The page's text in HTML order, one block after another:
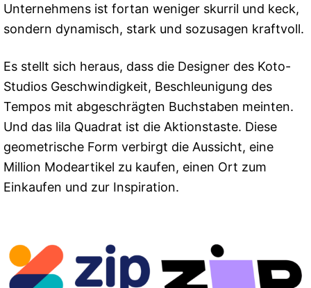
Unternehmens ist fortan weniger skurril und keck,
sondern dynamisch, stark und sozusagen kraftvoll.
Es stellt sich heraus, dass die Designer des Koto-
Studios Geschwindigkeit, Beschleunigung des
Tempos mit abgeschrägten Buchstaben meinten.
Und das lila Quadrat ist die Aktionstaste. Diese
geometrische Form verbirgt die Aussicht, eine
Million Modeartikel zu kaufen, einen Ort zum
Einkaufen und zur Inspiration.